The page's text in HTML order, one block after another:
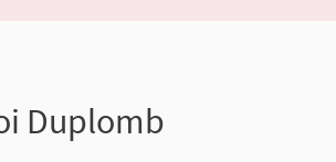
Duplomb